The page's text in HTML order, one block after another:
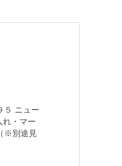
５ ニュー
・マー
※別途見